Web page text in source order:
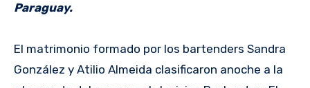
Paraguay.
El matrimonio formado por los bartenders Sandra
González y Atilio Almeida clasificaron anoche a la